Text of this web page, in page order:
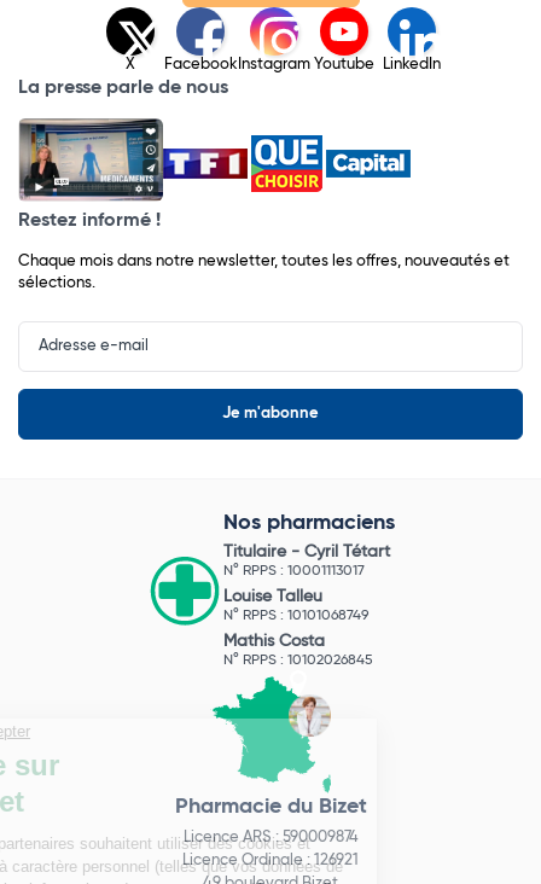
X Facebook Instagram Youtube LinkedIn
La presse parle de nous
Restez informé !
Chaque mois dans notre newsletter, toutes les offres, nouveautés et
sélections.
Input
Newsletter
Nos pharmaciens
Titulaire - Cyril Tétart
N° RPPS : 10001113017
Louise Talleu
N° RPPS : 10101068749
Mathis Costa
N° RPPS : 10102026845
Pharmacie du Bizet
Licence ARS : 590009874
Licence Ordinale : 126921